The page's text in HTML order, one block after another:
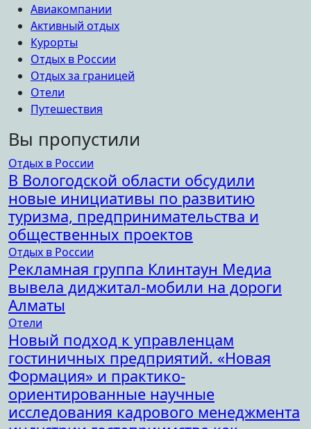
Авиакомпании
Активный отдых
Курорты
Отдых в России
Отдых за границей
Отели
Путешествия
Вы пропустили
Отдых в России
В Вологодской области обсудили
новые инициативы по развитию
туризма, предпринимательства и
общественных проектов
Отдых в России
Рекламная группа Клинтаун Медиа
вывела диджитал-мобили на дороги
Алматы
Отели
Новый подход к управленцам
гостиничных предприятий. «Новая
Формация» и практико-
ориентированные научные
исследования кадрового менеджмента